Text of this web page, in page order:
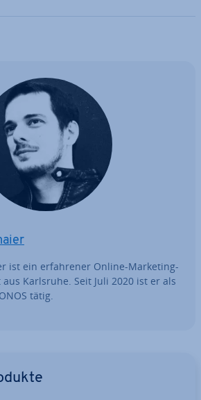
ist ein er­fah­re­ner Online-Marketing-
aus Karlsruhe. Seit Juli 2020 ist er als
tätig.